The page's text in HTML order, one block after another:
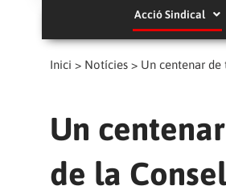
Acció Sindical
Inici > Notícies > Un centenar de
Un
de la